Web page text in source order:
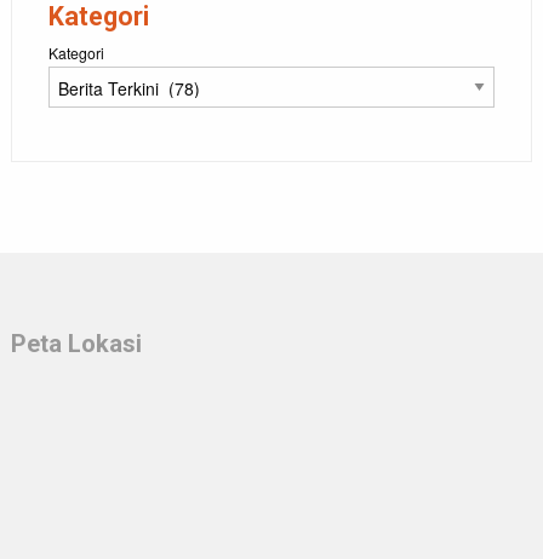
Kategori
Kategori
Peta Lokasi